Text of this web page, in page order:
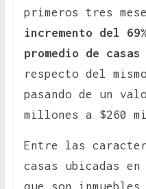
primeros tres
incremento del
promedio de
respecto del
pasando de un
millones a $260
Entre las
casas ubicadas en